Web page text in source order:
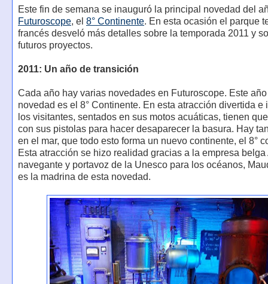
Este fin de semana se inauguró la principal novedad del
Futuroscope, el 8° Continente. En esta ocasión el parque
francés desveló más detalles sobre la temporada 2011 y
futuros proyectos.
2011: Un año de transición
Cada año hay varias novedades en Futuroscope. Este
novedad es el 8° Continente. En esta atracción divertida e
los visitantes, sentados en sus motos acuáticas, tienen
con sus pistolas para hacer desaparecer la basura. Hay
en el mar, que todo esto forma un nuevo continente, el 8°
Esta atracción se hizo realidad gracias a la empresa belga
navegante y portavoz de la Unesco para los océanos,
es la madrina de esta novedad.